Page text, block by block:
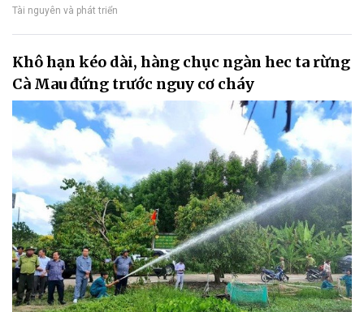
Tài nguyên và phát triển
Khô hạn kéo dài, hàng chục ngàn hec ta rừng
Cà Mau đứng trước nguy cơ cháy